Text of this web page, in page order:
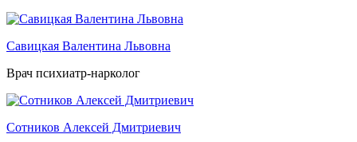
Савицкая Валентина Львовна
Врач психиатр-нарколог
Сотников Алексей Дмитриевич